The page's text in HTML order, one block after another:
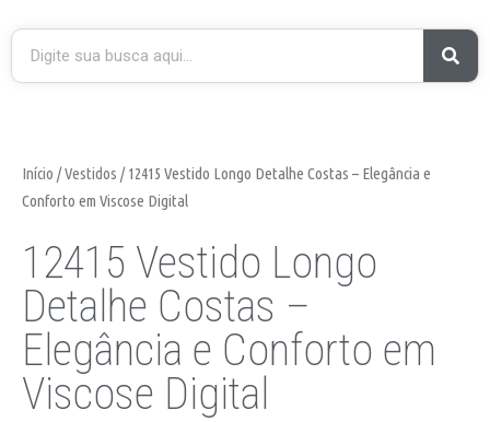
Início /Vestidos / 12415 Vestido Longo Detalhe Costas – Elegância e
Conforto em Viscose Digital
12415 Vestido Longo
Detalhe Costas –
Elegância e Conforto em
Viscose Digital